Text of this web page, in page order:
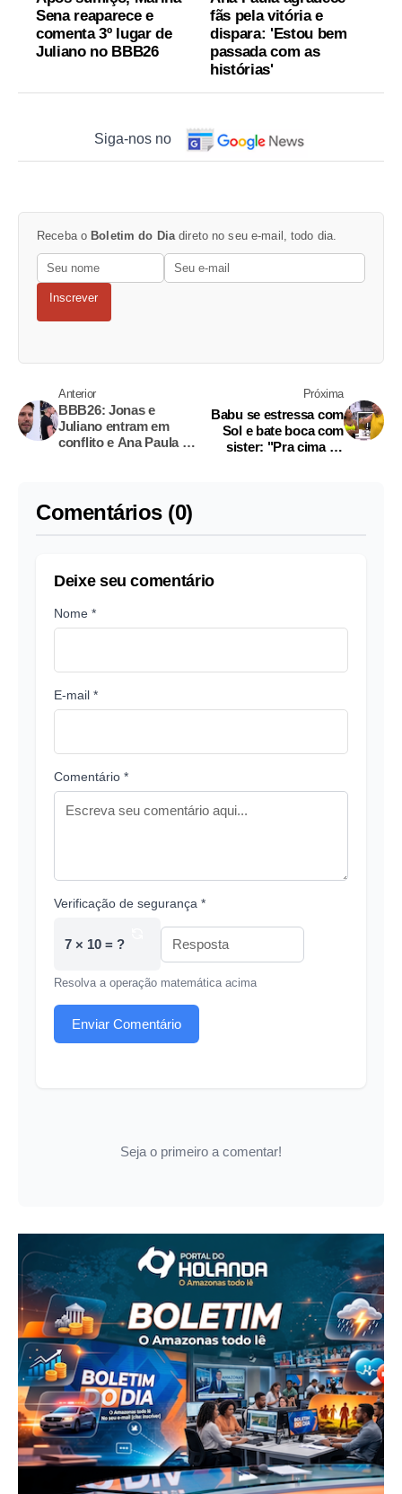
Sena reaparece e
comenta 3º lugar de
Juliano no BBB26
fãs pela vitória e
dispara: 'Estou bem
passada com as
histórias'
Siga-nos no
Receba o Boletim do Dia direto no seu e-mail, todo dia.
Inscrever
Anterior
BBB26: Jonas e
Juliano entram em
conflito e Ana Paula se
Próxima
Babu se estressa com
Sol e bate boca com
sister: "Pra cima de
Comentários (0)
Deixe seu comentário
Nome *
E-mail *
Comentário *
Verificação de segurança *
7 × 10 = ?
Resolva a operação matemática acima
Enviar Comentário
Seja o primeiro a comentar!